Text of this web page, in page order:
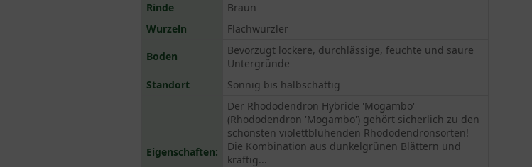
Rinde
Braun
Wurzeln
Flachwurzler
Boden
Bevorzugt lockere, durchlässige, feuchte und saure
Untergründe
Standort
Sonnig bis halbschattig
Eigenschaften:
Der Rhododendron Hybride 'Mogambo'
(Rhododendron 'Mogambo') gehört sicherlich zu den
schönsten violettblühenden Rhododendronsorten!
Die Kombination aus dunkelgrünen Blättern und
kräftig...